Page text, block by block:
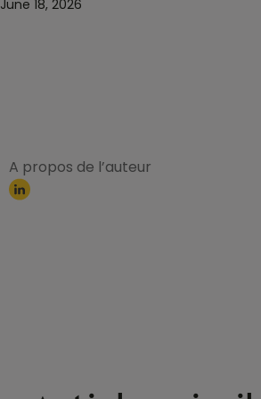
June 18, 2026
A propos de l’auteur